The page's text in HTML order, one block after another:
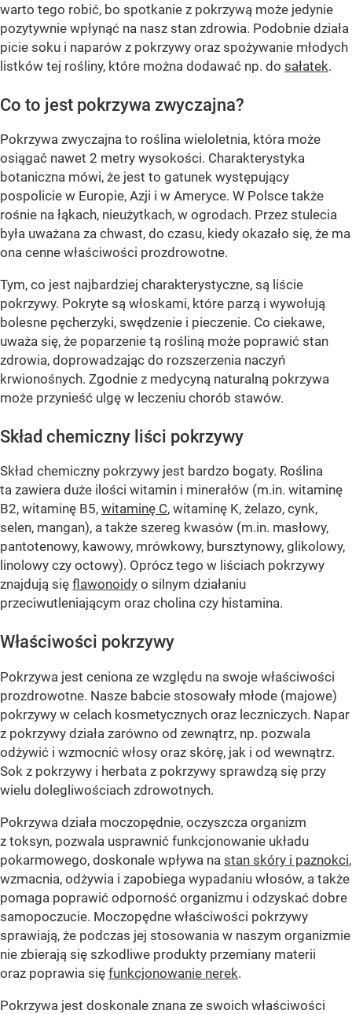
warto tego robić, bo spotkanie z pokrzywą może jedynie
pozytywnie wpłynąć na nasz stan zdrowia. Podobnie działa
picie soku i naparów z pokrzywy oraz spożywanie młodych
listków tej rośliny, które można dodawać np. do sałatek.
Co to jest pokrzywa zwyczajna?
Pokrzywa zwyczajna to roślina wieloletnia, która może
osiągać nawet 2 metry wysokości. Charakterystyka
botaniczna mówi, że jest to gatunek występujący
pospolicie w Europie, Azji i w Ameryce. W Polsce także
rośnie na łąkach, nieużytkach, w ogrodach. Przez stulecia
była uważana za chwast, do czasu, kiedy okazało się, że ma
ona cenne właściwości prozdrowotne.
Tym, co jest najbardziej charakterystyczne, są liście
pokrzywy. Pokryte są włoskami, które parzą i wywołują
bolesne pęcherzyki, swędzenie i pieczenie. Co ciekawe,
uważa się, że poparzenie tą rośliną może poprawić stan
zdrowia, doprowadzając do rozszerzenia naczyń
krwionośnych. Zgodnie z medycyną naturalną pokrzywa
może przynieść ulgę w leczeniu chorób stawów.
Skład chemiczny liści pokrzywy
Skład chemiczny pokrzywy jest bardzo bogaty. Roślina
ta zawiera duże ilości witamin i minerałów (m.in. witaminę
B2, witaminę B5, witaminę C, witaminę K, żelazo, cynk,
selen, mangan), a także szereg kwasów (m.in. masłowy,
pantotenowy, kawowy, mrówkowy, bursztynowy, glikolowy,
linolowy czy octowy). Oprócz tego w liściach pokrzywy
znajdują się flawonoidy o silnym działaniu
przeciwutleniającym oraz cholina czy histamina.
Właściwości pokrzywy
Pokrzywa jest ceniona ze względu na swoje właściwości
prozdrowotne. Nasze babcie stosowały młode (majowe)
pokrzywy w celach kosmetycznych oraz leczniczych. Napar
z pokrzywy działa zarówno od zewnątrz, np. pozwala
odżywić i wzmocnić włosy oraz skórę, jak i od wewnątrz.
Sok z pokrzywy i herbata z pokrzywy sprawdzą się przy
wielu dolegliwościach zdrowotnych.
Pokrzywa działa moczopędnie, oczyszcza organizm
z toksyn, pozwala usprawnić funkcjonowanie układu
pokarmowego, doskonale wpływa na stan skóry i paznokci,
wzmacnia, odżywia i zapobiega wypadaniu włosów, a także
pomaga poprawić odporność organizmu i odzyskać dobre
samopoczucie. Moczopędne właściwości pokrzywy
sprawiają, że podczas jej stosowania w naszym organizmie
nie zbierają się szkodliwe produkty przemiany materii
oraz poprawia się funkcjonowanie nerek.
Pokrzywa jest doskonale znana ze swoich właściwości